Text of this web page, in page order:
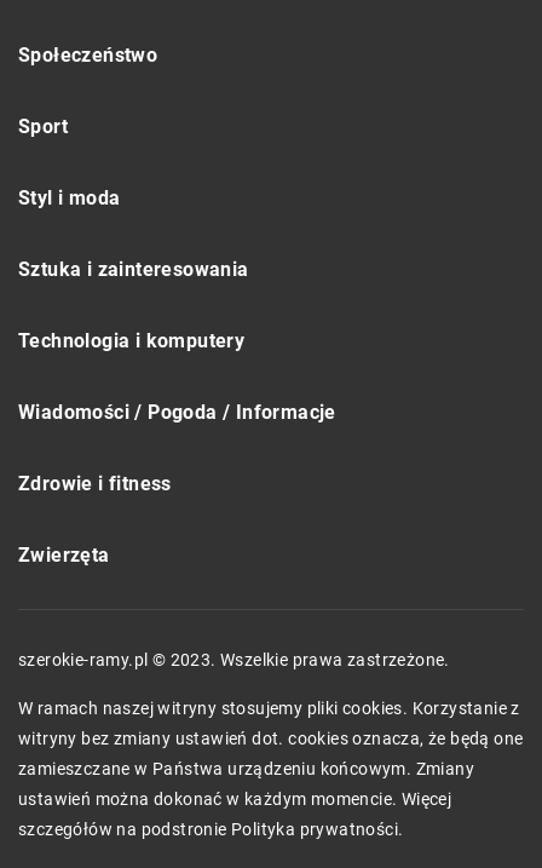
Społeczeństwo
Sport
Styl i moda
Sztuka i zainteresowania
Technologia i komputery
Wiadomości / Pogoda / Informacje
Zdrowie i fitness
Zwierzęta
szerokie-ramy.pl © 2023. Wszelkie prawa zastrzeżone.
W ramach naszej witryny stosujemy pliki cookies. Korzystanie z
witryny bez zmiany ustawień dot. cookies oznacza, że będą one
zamieszczane w Państwa urządzeniu końcowym. Zmiany
ustawień można dokonać w każdym momencie. Więcej
szczegółów na podstronie Polityka prywatności.